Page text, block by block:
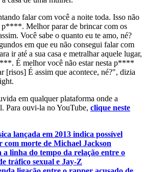
falar com você a noite toda. Isso não
p****. Melhor parar de brincar com os
Você sabe o quanto eu te amo, né?
em que eu não consegui falar com
ir até a sua casa e metralhar aquele lugar,
É melhor você não estar nesta p****
[risos] É assim que acontece, né?", dizia
em qualquer plataforma onde a
Para ouvi-la no YouTube, clique neste
lançada em 2013 indica possível
com morte de Michael Jackson
linha do tempo da relação entre o
tráfico sexual e Jay-Z